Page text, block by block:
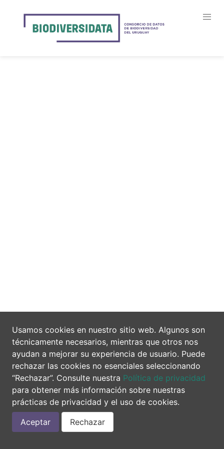
Usamos cookies en nuestro sitio web. Algunos son
técnicamente necesarios, mientras que otros nos
ayudan a mejorar su experiencia de usuario. Puede
rechazar las cookies no esenciales seleccionando
“Rechazar”. Consulte nuestra Política de privacidad
para obtener más información sobre nuestras
prácticas de privacidad y el uso de cookies.
Aceptar
Rechazar